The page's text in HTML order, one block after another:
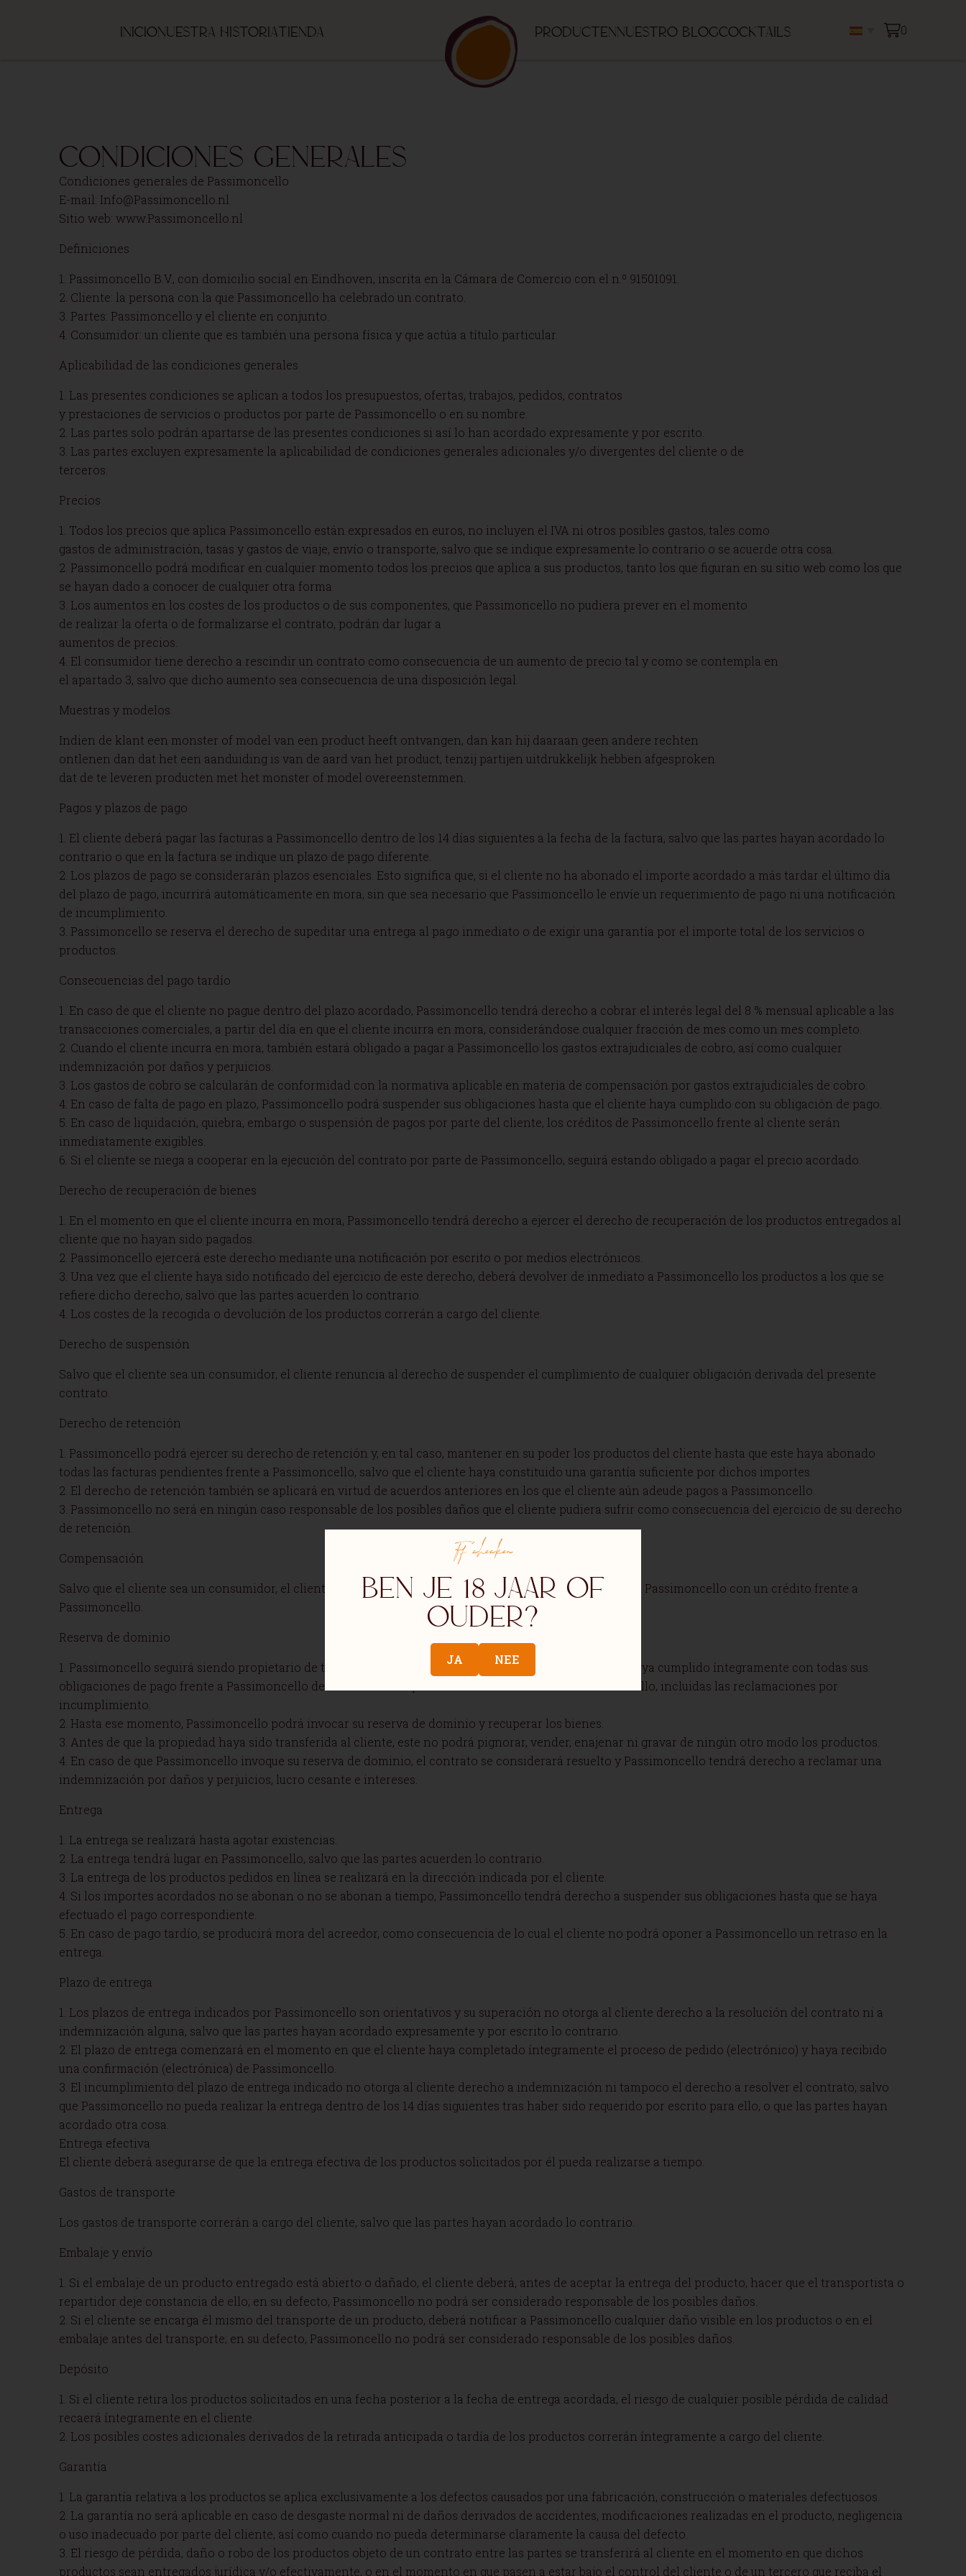
InicioNuestra historiaTienda ProductenNuestro blogCocktails 0
Condiciones generales
Condiciones generales de Passimoncello
E-mail: Info@Passimoncello.nl
Sitio web: www.Passimoncello.nl
Definiciones
1. Passimoncello B.V., con domicilio social en Eindhoven, inscrita en la Cámara de Comercio con el n.º 91501091.
2. Cliente: la persona con la que Passimoncello ha celebrado un contrato.
3. Partes: Passimoncello y el cliente en conjunto.
4. Consumidor: un cliente que es también una persona física y que actúa a título particular.
Aplicabilidad de las condiciones generales
1. Las presentes condiciones se aplican a todos los presupuestos, ofertas, trabajos, pedidos, contratos
y prestaciones de servicios o productos por parte de Passimoncello o en su nombre.
2. Las partes solo podrán apartarse de las presentes condiciones si así lo han acordado expresamente y por escrito.
3. Las partes excluyen expresamente la aplicabilidad de condiciones generales adicionales y/o divergentes del cliente o de
terceros.
Precios
1. Todos los precios que aplica Passimoncello están expresados en euros, no incluyen el IVA ni otros posibles gastos, tales como
gastos de administración, tasas y gastos de viaje, envío o transporte, salvo que se indique expresamente lo contrario o se acuerde otra cosa.
2. Passimoncello podrá modificar en cualquier momento todos los precios que aplica a sus productos, tanto los que figuran en su sitio web como los que
se hayan dado a conocer de cualquier otra forma.
3. Los aumentos en los costes de los productos o de sus componentes, que Passimoncello no pudiera prever en el momento
de realizar la oferta o de formalizarse el contrato, podrán dar lugar a
aumentos de precios.
4. El consumidor tiene derecho a rescindir un contrato como consecuencia de un aumento de precio tal y como se contempla en
el apartado 3, salvo que dicho aumento sea consecuencia de una disposición legal.
Muestras y modelos
Indien de klant een monster of model van een product heeft ontvangen, dan kan hij daaraan geen andere rechten
ontlenen dan dat het een aanduiding is van de aard van het product, tenzij partijen uitdrukkelijk hebben afgesproken
dat de te leveren producten met het monster of model overeenstemmen.
Pagos y plazos de pago
1. El cliente deberá pagar las facturas a Passimoncello dentro de los 14 días siguientes a la fecha de la factura, salvo que las partes hayan acordado lo
contrario o que en la factura se indique un plazo de pago diferente.
2. Los plazos de pago se considerarán plazos esenciales. Esto significa que, si el cliente no ha abonado el importe acordado a más tardar el último día
del plazo de pago, incurrirá automáticamente en mora, sin que sea necesario que Passimoncello le envíe un requerimiento de pago ni una notificación
de incumplimiento.
3. Passimoncello se reserva el derecho de supeditar una entrega al pago inmediato o de exigir una garantía por el importe total de los servicios o
productos.
Consecuencias del pago tardío
1. En caso de que el cliente no pague dentro del plazo acordado, Passimoncello tendrá derecho a cobrar el interés legal del 8 % mensual aplicable a las
transacciones comerciales, a partir del día en que el cliente incurra en mora, considerándose cualquier fracción de mes como un mes completo.
2. Cuando el cliente incurra en mora, también estará obligado a pagar a Passimoncello los gastos extrajudiciales de cobro, así como cualquier
indemnización por daños y perjuicios.
3. Los gastos de cobro se calcularán de conformidad con la normativa aplicable en materia de compensación por gastos extrajudiciales de cobro.
4. En caso de falta de pago en plazo, Passimoncello podrá suspender sus obligaciones hasta que el cliente haya cumplido con su obligación de pago.
5. En caso de liquidación, quiebra, embargo o suspensión de pagos por parte del cliente, los créditos de Passimoncello frente al cliente serán
inmediatamente exigibles.
6. Si el cliente se niega a cooperar en la ejecución del contrato por parte de Passimoncello, seguirá estando obligado a pagar el precio acordado.
Derecho de recuperación de bienes
1. En el momento en que el cliente incurra en mora, Passimoncello tendrá derecho a ejercer el derecho de recuperación de los productos entregados al
cliente que no hayan sido pagados.
2. Passimoncello ejercerá este derecho mediante una notificación por escrito o por medios electrónicos.
3. Una vez que el cliente haya sido notificado del ejercicio de este derecho, deberá devolver de inmediato a Passimoncello los productos a los que se
refiere dicho derecho, salvo que las partes acuerden lo contrario.
4. Los costes de la recogida o devolución de los productos correrán a cargo del cliente.
Derecho de suspensión
Salvo que el cliente sea un consumidor, el cliente renuncia al derecho de suspender el cumplimiento de cualquier obligación derivada del presente
contrato.
Derecho de retención
1. Passimoncello podrá ejercer su derecho de retención y, en tal caso, mantener en su poder los productos del cliente hasta que este haya abonado
todas las facturas pendientes frente a Passimoncello, salvo que el cliente haya constituido una garantía suficiente por dichos importes.
2. El derecho de retención también se aplicará en virtud de acuerdos anteriores en los que el cliente aún adeude pagos a Passimoncello.
3. Passimoncello no será en ningún caso responsable de los posibles daños que el cliente pudiera sufrir como consecuencia del ejercicio de su derecho
de retención.
Compensación
Salvo que el cliente sea un consumidor, el cliente renuncia a su derecho a compensar una deuda frente a Passimoncello con un crédito frente a
Passimoncello.
Reserva de dominio
1. Passimoncello seguirá siendo propietario de todos los productos suministrados hasta que el cliente haya cumplido íntegramente con todas sus
obligaciones de pago frente a Passimoncello derivadas de cualquier contrato celebrado con Passimoncello, incluidas las reclamaciones por
incumplimiento.
2. Hasta ese momento, Passimoncello podrá invocar su reserva de dominio y recuperar los bienes.
3. Antes de que la propiedad haya sido transferida al cliente, este no podrá pignorar, vender, enajenar ni gravar de ningún otro modo los productos.
4. En caso de que Passimoncello invoque su reserva de dominio, el contrato se considerará resuelto y Passimoncello tendrá derecho a reclamar una
indemnización por daños y perjuicios, lucro cesante e intereses.
Entrega
1. La entrega se realizará hasta agotar existencias.
2. La entrega tendrá lugar en Passimoncello, salvo que las partes acuerden lo contrario.
3. La entrega de los productos pedidos en línea se realizará en la dirección indicada por el cliente.
4. Si los importes acordados no se abonan o no se abonan a tiempo, Passimoncello tendrá derecho a suspender sus obligaciones hasta que se haya
efectuado el pago correspondiente.
5. En caso de pago tardío, se producirá mora del acreedor, como consecuencia de lo cual el cliente no podrá oponer a Passimoncello un retraso en la
entrega.
Plazo de entrega
1. Los plazos de entrega indicados por Passimoncello son orientativos y su superación no otorga al cliente derecho a la resolución del contrato ni a
indemnización alguna, salvo que las partes hayan acordado expresamente y por escrito lo contrario.
2. El plazo de entrega comenzará en el momento en que el cliente haya completado íntegramente el proceso de pedido (electrónico) y haya recibido
una confirmación (electrónica) de Passimoncello.
3. El incumplimiento del plazo de entrega indicado no otorga al cliente derecho a indemnización ni tampoco el derecho a resolver el contrato, salvo
que Passimoncello no pueda realizar la entrega dentro de los 14 días siguientes tras haber sido requerido por escrito para ello, o que las partes hayan
acordado otra cosa.
Entrega efectiva
El cliente deberá asegurarse de que la entrega efectiva de los productos solicitados por él pueda realizarse a tiempo.
Gastos de transporte
Los gastos de transporte correrán a cargo del cliente, salvo que las partes hayan acordado lo contrario.
Embalaje y envío
1. Si el embalaje de un producto entregado está abierto o dañado, el cliente deberá, antes de aceptar la entrega del producto, hacer que el transportista o
repartidor deje constancia de ello; en su defecto, Passimoncello no podrá ser considerado responsable de los posibles daños.
2. Si el cliente se encarga él mismo del transporte de un producto, deberá notificar a Passimoncello cualquier daño visible en los productos o en el
embalaje antes del transporte; en su defecto, Passimoncello no podrá ser considerado responsable de los posibles daños.
Depósito
1. Si el cliente retira los productos solicitados en una fecha posterior a la fecha de entrega acordada, el riesgo de cualquier posible pérdida de calidad
recaerá íntegramente en el cliente.
2. Los posibles costes adicionales derivados de la retirada anticipada o tardía de los productos correrán íntegramente a cargo del cliente.
Garantía
1. La garantía relativa a los productos se aplica exclusivamente a los defectos causados por una fabricación, construcción o materiales defectuosos.
2. La garantía no será aplicable en caso de desgaste normal ni de daños derivados de accidentes, modificaciones realizadas en el producto, negligencia
o uso inadecuado por parte del cliente, así como cuando no pueda determinarse claramente la causa del defecto.
3. El riesgo de pérdida, daño o robo de los productos objeto de un contrato entre las partes se transferirá al cliente en el momento en que dichos
productos sean entregados jurídica y/o efectivamente, o en el momento en que pasen a estar bajo el control del cliente o de un tercero que reciba el
Ff checken
Ben je 18 jaar of
ouder?
JA NEE